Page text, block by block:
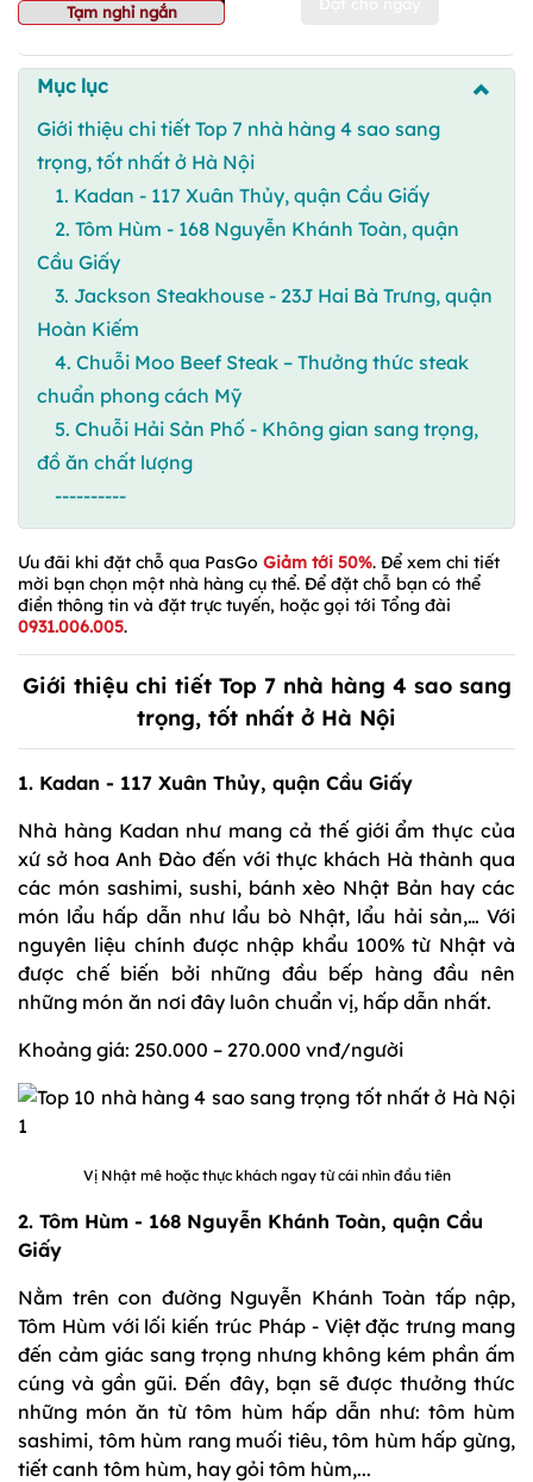
Tạm nghỉ ngắn
Mục lục
Giới thiệu chi tiết Top 7 nhà hàng 4 sao sang
trọng, tốt nhất ở Hà Nội
1. Kadan - 117 Xuân Thủy, quận Cầu Giấy
2. Tôm Hùm - 168 Nguyễn Khánh Toàn, quận
Cầu Giấy
3. Jackson Steakhouse - 23J Hai Bà Trưng, quận
Hoàn Kiếm
4. Chuỗi Moo Beef Steak – Thưởng thức steak
chuẩn phong cách Mỹ
5. Chuỗi Hải Sản Phố - Không gian sang trọng,
đồ ăn chất lượng
----------
Ưu đãi khi đặt chỗ qua PasGo Giảm tới 50%. Để xem chi tiết
mời bạn chọn một nhà hàng cụ thể. Để đặt chỗ bạn có thể
điền thông tin và đặt trực tuyến, hoặc gọi tới Tổng đài
0931.006.005.
Giới thiệu chi tiết Top 7 nhà hàng 4 sao sang
trọng, tốt nhất ở Hà Nội
1. Kadan - 117 Xuân Thủy, quận Cầu Giấy
Nhà hàng Kadan như mang cả thế giới ẩm thực của
xứ sở hoa Anh Đào đến với thực khách Hà thành qua
các món sashimi, sushi, bánh xèo Nhật Bản hay các
món lẩu hấp dẫn như lẩu bò Nhật, lẩu hải sản,… Với
nguyên liệu chính được nhập khẩu 100% từ Nhật và
được chế biến bởi những đầu bếp hàng đầu nên
những món ăn nơi đây luôn chuẩn vị, hấp dẫn nhất.
Khoảng giá: 250.000 – 270.000 vnđ/người
Vị Nhật mê hoặc thực khách ngay từ cái nhìn đầu tiên
2. Tôm Hùm - 168 Nguyễn Khánh Toàn, quận Cầu
Giấy
Nằm trên con đường Nguyễn Khánh Toàn tấp nập,
Tôm Hùm với lối kiến trúc Pháp - Việt đặc trưng mang
đến cảm giác sang trọng nhưng không kém phần ấm
cúng và gần gũi. Đến đây, bạn sẽ được thưởng thức
những món ăn từ tôm hùm hấp dẫn như: tôm hùm
sashimi, tôm hùm rang muối tiêu, tôm hùm hấp gừng,
tiết canh tôm hùm, hay gỏi tôm hùm,...